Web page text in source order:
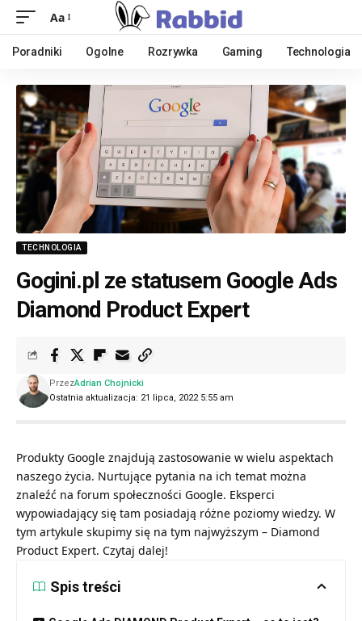
Aa
Poradniki Ogolne Rozrywka Gaming Technologia
TECHNOLOGIA
Gogini.pl ze statusem Google Ads
Diamond Product Expert
Ostatnia aktualizacja: 21 lipca, 2022 5:55 am
PrzezAdrian Chojnicki
Produkty Google znajdują zastosowanie w wielu aspektach
naszego życia. Nurtujące pytania na ich temat można
znaleźć na forum społeczności Google. Eksperci
wypowiadający się tam posiadają różne poziomy wiedzy. W
tym artykule skupimy się na tym najwyższym – Diamond
Product Expert. Czytaj dalej!
Spis treści